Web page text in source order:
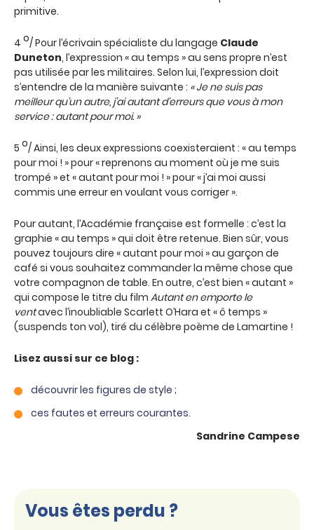
primitive.
4 o/ Pour l’écrivain spécialiste du langage Claude
Duneton, l’expression « au temps » au sens propre n’est
pas utilisée par les militaires. Selon lui, l’expression doit
s’entendre de la manière suivante : « Je ne suis pas
meilleur qu’un autre, j’ai autant d’erreurs que vous à mon
service : autant pour moi. »
5 o/ Ainsi, les deux expressions coexisteraient : « au temps
pour moi ! » pour « reprenons au moment où je me suis
trompé » et « autant pour moi ! » pour « j’ai moi aussi
commis une erreur en voulant vous corriger ».
Pour autant, l’Académie française est formelle : c’est la
graphie « au temps » qui doit être retenue. Bien sûr, vous
pouvez toujours dire « autant pour moi » au garçon de
café si vous souhaitez commander la même chose que
votre compagnon de table. En outre, c’est bien « autant »
qui compose le titre du film Autant en emporte le
ventavec l’inoubliable Scarlett O’Hara et « ô temps »
(suspends ton vol), tiré du célèbre poème de Lamartine !
Lisez aussi sur ce blog :
découvrir les figures de style ;
ces fautes et erreurs courantes.
Sandrine Campese
Vous êtes perdu ?